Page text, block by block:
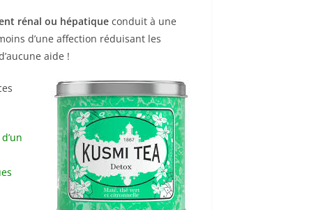
rénal ou hépatique conduit à une
d’une affection réduisant les
aide !